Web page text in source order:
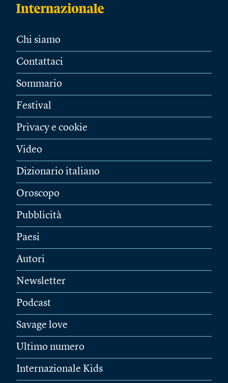
Chi siamo
Contattaci
Sommario
Festival
Privacy e cookie
Video
Dizionario italiano
Oroscopo
Pubblicità
Paesi
Autori
Newsletter
Podcast
Savage love
Ultimo numero
Internazionale Kids